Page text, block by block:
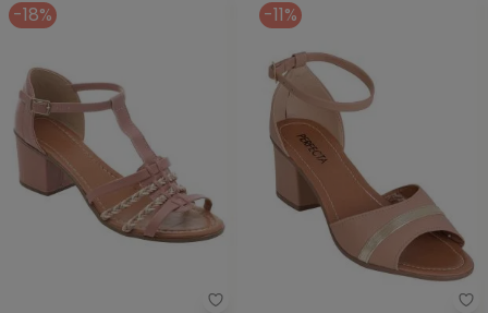
-18% -11%